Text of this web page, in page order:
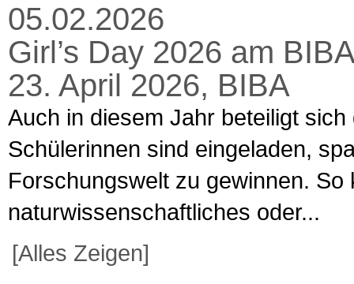
05.02.2026
Girl’s Day 2026 am
23. April 2026, BIBA
Auch in diesem Jahr beteiligt sich
Schülerinnen sind eingeladen,
Forschungswelt zu gewinnen.
naturwissenschaftliches oder...
[Alles Zeigen]